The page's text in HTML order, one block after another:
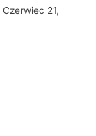
Czerwiec 21,